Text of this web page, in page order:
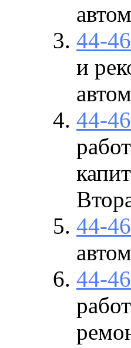
44-
и
44-
44-
44-